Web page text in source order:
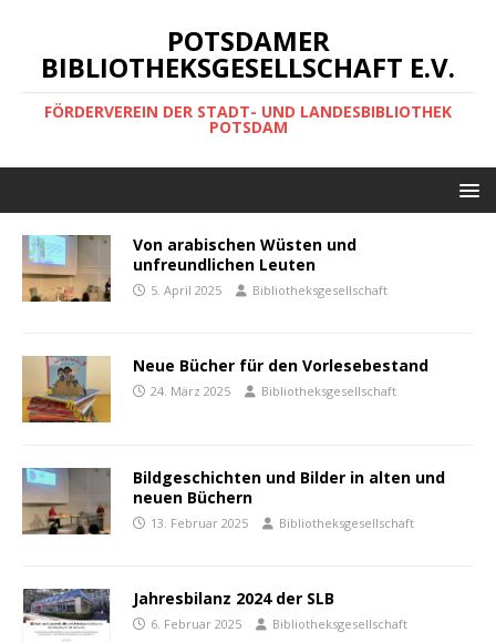
POTSDAMER
BIBLIOTHEKSGESELLSCHAFT E.V.
FÖRDERVEREIN DER STADT- UND LANDESBIBLIOTHEK
POTSDAM
Von arabischen Wüsten und
unfreundlichen Leuten
5. April 2025 Bibliotheksgesellschaft
Neue Bücher für den Vorlesebestand
24. März 2025 Bibliotheksgesellschaft
Bildgeschichten und Bilder in alten und
neuen Büchern
13. Februar 2025 Bibliotheksgesellschaft
Jahresbilanz 2024 der SLB
6. Februar 2025 Bibliotheksgesellschaft